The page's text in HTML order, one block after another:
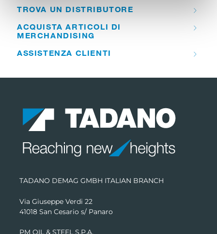
TROVA UN DISTRIBUTORE
ACQUISTA ARTICOLI DI
MERCHANDISING
ASSISTENZA CLIENTI
TADANO DEMAG GMBH ITALIAN BRANCH
Via Giuseppe Verdi 22
41018 San Cesario s/ Panaro
PM OIL & STEEL S.P.A.